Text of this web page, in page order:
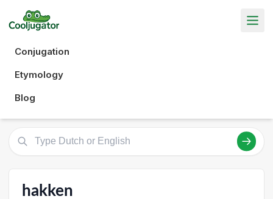
Conjugation
Etymology
Blog
hakken